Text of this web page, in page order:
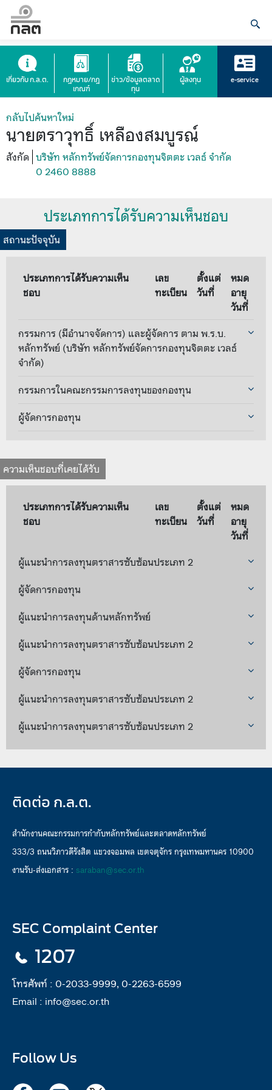
เกี่ยวกับ ก.ล.ต.
กฎหมาย/กฎ
เกณฑ์
ข่าว/ข้อมูลตลาด
ทุน
ผู้ลงทุน e-service
กลับไปค้นหาใหม่
นายตราวุทธิ์ เหลืองสมบูรณ์
สังกัด บริษัท หลักทรัพย์จัดการกองทุนจิตตะ เวลธ์ จำกัด
0 2460 8888
ประเภทการได้รับความเห็นชอบ
สถานะปัจจุบัน
ประเภทการได้รับความเห็น
ชอบ
เลข
ทะเบียน
ตั้งแต่
วันที่
หมด
อายุ
วันที่
กรรมการ (มีอำนาจจัดการ) และผู้จัดการ ตาม พ.ร.บ.
หลักทรัพย์ (บริษัท หลักทรัพย์จัดการกองทุนจิตตะ เวลธ์
จำกัด)
กรรมการในคณะกรรมการลงทุนของกองทุน
ผู้จัดการกองทุน
ความเห็นชอบที่เคยได้รับ
ประเภทการได้รับความเห็น
ชอบ
เลข
ทะเบียน
ตั้งแต่
วันที่
หมด
อายุ
วันที่
ผู้แนะนำการลงทุนตราสารซับซ้อนประเภท 2
ผู้จัดการกองทุน
ผู้แนะนำการลงทุนด้านหลักทรัพย์
ผู้แนะนำการลงทุนตราสารซับซ้อนประเภท 2
ผู้จัดการกองทุน
ผู้แนะนำการลงทุนตราสารซับซ้อนประเภท 2
ผู้แนะนำการลงทุนตราสารซับซ้อนประเภท 2
ติดต่อ ก.ล.ต.
สำนักงานคณะกรรมการกำกับหลักทรัพย์และตลาดหลักทรัพย์
333/3 ถนนวิภาวดีรังสิต แขวงจอมพล เขตจตุจักร กรุงเทพมหานคร 10900
งานรับ-ส่งเอกสาร : saraban@sec.or.th
SEC Complaint Center
1207
โทรศัพท์ : 0-2033-9999, 0-2263-6599
Email : info@sec.or.th
Follow Us